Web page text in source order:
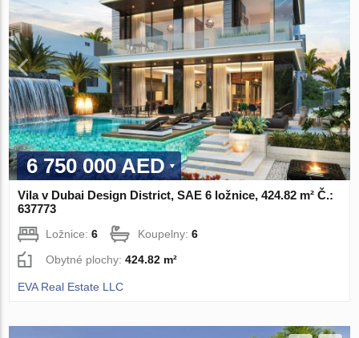
6 750 000 AED
Vila v Dubai Design District, SAE 6 ložnice, 424.82 m² Č.:
637773
Ložnice:6 Koupelny:6
Obytné plochy:424.82 m²
EVA Real Estate LLC